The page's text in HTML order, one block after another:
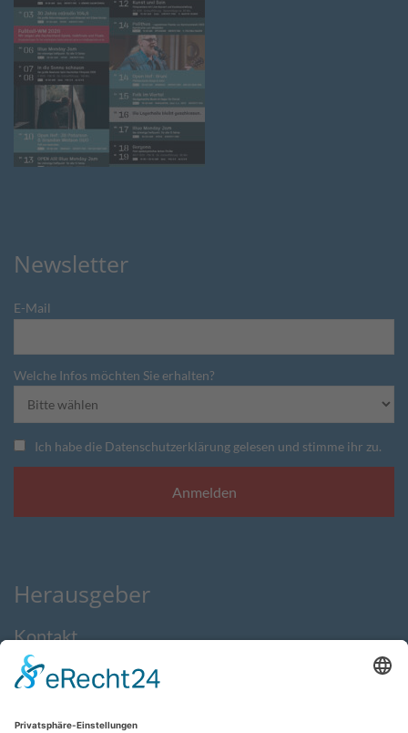
Newsletter
E-Mail
Welche Infos möchten Sie erhalten?
Ich habe die Datenschutzerklärung gelesen und stimme ihr zu.
Herausgeber
Kontakt
Impressum